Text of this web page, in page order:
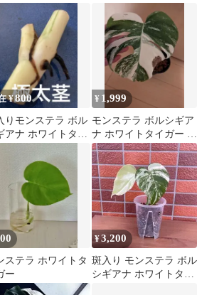
ワイトタイガー
¥800
りモンステラ ボル
アナ ホワイトタイ
¥ 1,999
モンステラ ボルシギア
ナ ホワイトタイガー 斑
入り
ステラ ホワイトタ
ー
¥3,200
斑入り モンステラ ボル
シギアナ ホワイトタイ